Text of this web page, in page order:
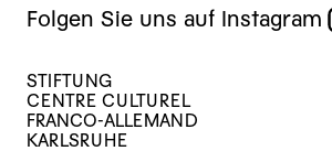
Folgen Sie uns auf Instagram
STIFTUNG
CENTRE CULTUREL
FRANCO-ALLEMAND
KARLSRUHE